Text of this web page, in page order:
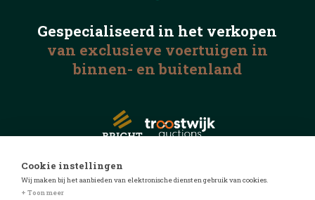
Gespecialiseerd in het verkopen
van exclusieve voertuigen in
binnen- en buitenland
© 2026 Automotive Auctions
Cookie instellingen
Wij maken bij het aanbieden van elektronische diensten gebruik van cookies.
+ Toon meer